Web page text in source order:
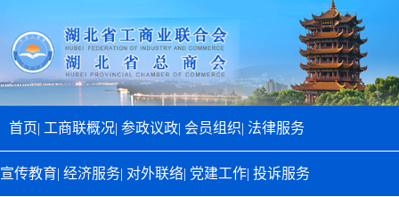
首页| 工商联概况| 参政议政| 会员组织| 法律服务
宣传教育| 经济服务| 对外联络| 党建工作| 投诉服务